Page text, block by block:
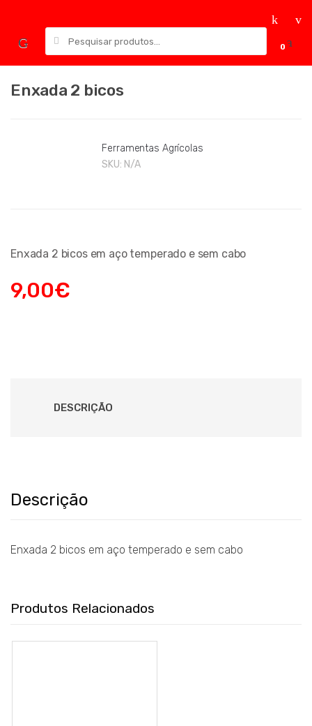
navigation
content
0
Enxada 2 bicos
Ferramentas Agrícolas
SKU: N/A
Enxada 2 bicos em aço temperado e sem cabo
9,00€
DESCRIÇÃO
Descrição
Enxada 2 bicos em aço temperado e sem cabo
Produtos Relacionados